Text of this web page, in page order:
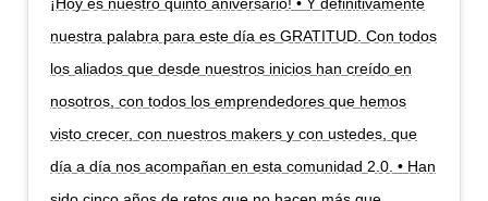
nuestra palabra para este día es GRATITUD. Con todos
los aliados que desde nuestros inicios han creído en
nosotros, con todos los emprendedores que hemos
visto crecer, con nuestros makers y con ustedes, que
día a día nos acompañan en esta comunidad 2.0. • Han
sido cinco años de retos que no hacen más que